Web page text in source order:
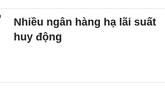
Nhiều ngân hàng hạ lãi suất
huy động